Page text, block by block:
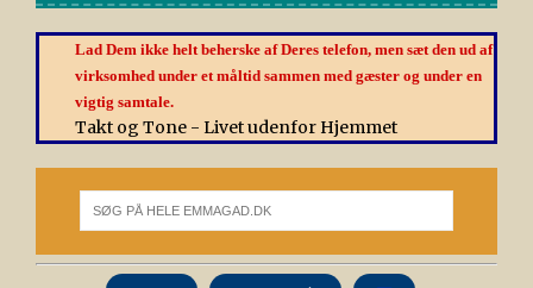
Lad Dem ikke helt beherske af Deres telefon, men sæt den ud af
virksomhed under et måltid sammen med gæster og under en
vigtig samtale.
Takt og Tone - Livet udenfor Hjemmet